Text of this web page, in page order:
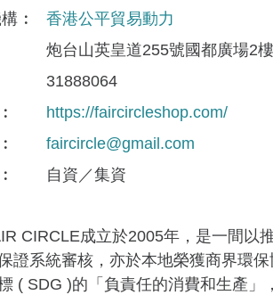
香港公平貿易動力
炮台山英皇道255號國都廣場2
31888064
https://faircircleshop.com/
faircircle@gmail.com
自資／集資
CIRCLE成立於2005年，是一間以
證系統審核，亦於本地榮獲商界環
( SDG )的「負責任的消費和生產」